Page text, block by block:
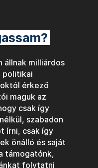
állnak milliárdos
politikai
érkező
maguk az
csak így
szabadon
írni, csak így
önálló és saját
támogatónk,
folytatni